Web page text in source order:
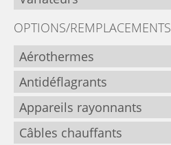
OPTIONS/REMPLACEMENTS
Aérothermes
Antidéflagrants
Appareils rayonnants
Câbles chauffants